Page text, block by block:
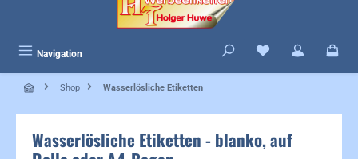
Navigation Du hast 0 Produkte
Shop Wasserlösliche Etiketten
Wasserlösliche Etiketten - blanko, auf